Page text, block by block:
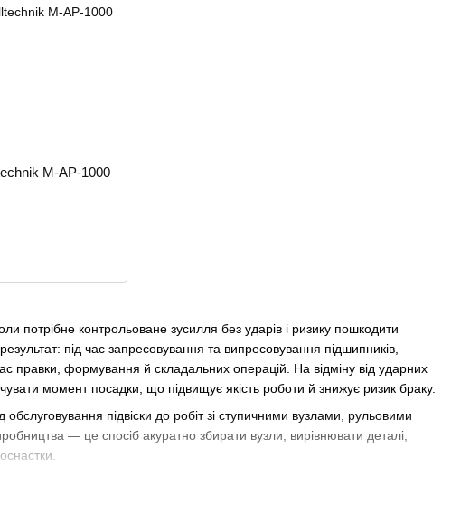
контрольоване зусилля без ударів і ризику пошкодити
під час запресовування та випресовування підшипників,
правки, формування й складальних операцій. На відміну від ударних
момент посадки, що підвищує якість роботи й знижує ризик браку.
підвіски до робіт зі ступичними вузлами, рульовими
— це спосіб акуратно збирати вузли, вирівнювати деталі,
M-AP-1000